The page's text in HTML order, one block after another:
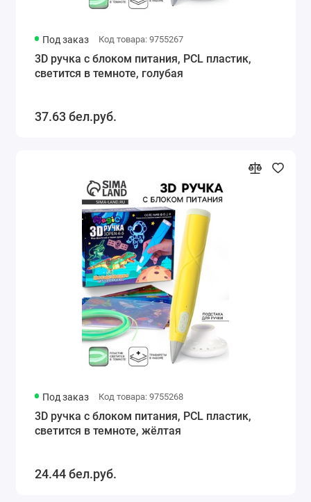
Под заказ Код товара: 9755267
3D ручка с блоком питания, PCL пластик,
светится в темноте, голубая
37.63 бел.руб.
Под заказ Код товара: 9755268
3D ручка с блоком питания, PCL пластик,
светится в темноте, жёлтая
24.44 бел.руб.